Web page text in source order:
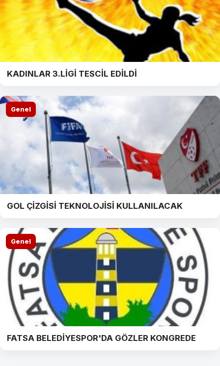
KADINLAR 3.LİGİ TESCİL EDİLDİ
Genel
GOL ÇİZGİSİ TEKNOLOJİSİ KULLANILACAK
Genel
FATSA BELEDİYESPOR'DA GÖZLER KONGREDE